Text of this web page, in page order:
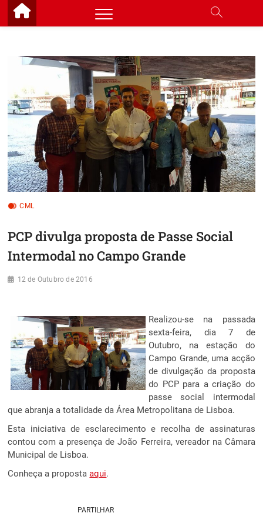
Skip
CML
PCP divulga proposta de Passe Social
Intermodal no Campo Grande
12 de Outubro de 2016
Realizou-se na passada
sexta-feira, dia 7 de
Outubro, na estação do
Campo Grande, uma acção
de divulgação da proposta
do PCP para a criação do
passe social intermodal
que abranja a totalidade da Área Metropolitana de Lisboa.
Esta iniciativa de esclarecimento e recolha de assinaturas
contou com a presença de João Ferreira, vereador na Câmara
Municipal de Lisboa.
Conheça a propostaaqui.
PARTILHAR